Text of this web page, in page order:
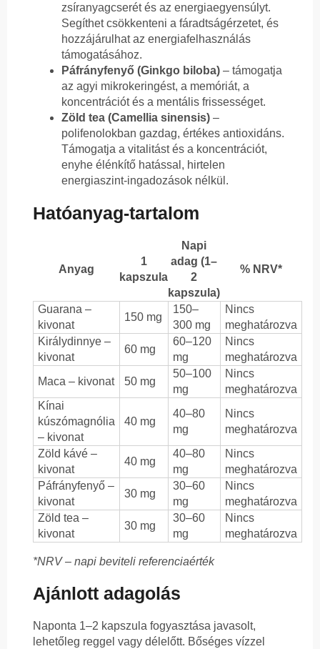
zsíranyagcserét és az energiaegyensúlyt.
Segíthet csökkenteni a fáradtságérzetet, és
hozzájárulhat az energiafelhasználás
támogatásához.
Páfrányfenyő (Ginkgo biloba) – támogatja
az agyi mikrokeringést, a memóriát, a
koncentrációt és a mentális frissességet.
Zöld tea (Camellia sinensis) –
polifenolokban gazdag, értékes antioxidáns.
Támogatja a vitalitást és a koncentrációt,
enyhe élénkítő hatással, hirtelen
energiaszint-ingadozások nélkül.
Hatóanyag-tartalom
Anyag
1
kapszula
Napi
adag (1–
2
kapszula)
% NRV*
Guarana –
kivonat
150 mg
150–
300 mg
Nincs
meghatározva
Királydinnye –
kivonat
60 mg
60–120
mg
Nincs
meghatározva
Maca – kivonat
50 mg
50–100
mg
Nincs
meghatározva
Kínai
kúszómagnólia
– kivonat
40 mg
40–80
mg
Nincs
meghatározva
Zöld kávé –
kivonat
40 mg
40–80
mg
Nincs
meghatározva
Páfrányfenyő –
kivonat
30 mg
30–60
mg
Nincs
meghatározva
Zöld tea –
kivonat
30 mg
30–60
mg
Nincs
meghatározva
*NRV – napi beviteli referenciaérték
Ajánlott adagolás
Naponta 1–2 kapszula fogyasztása javasolt,
lehetőleg reggel vagy délelőtt. Bőséges vízzel